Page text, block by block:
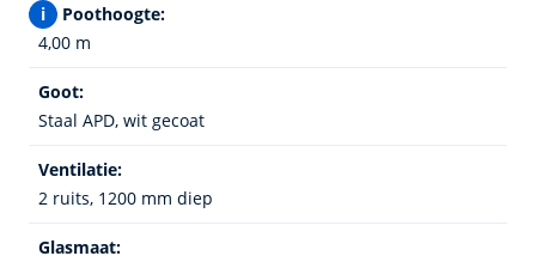
i
Poothoogte:
4,00 m
Goot:
Staal APD, wit gecoat
Ventilatie:
2 ruits, 1200 mm diep
Glasmaat: